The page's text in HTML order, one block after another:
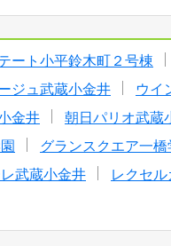
ート小平鈴木町２号棟
ジュ武蔵小金井
ウイ
金井 朝日パリオ武蔵
グランスクエア一
武蔵小金井
レクセ